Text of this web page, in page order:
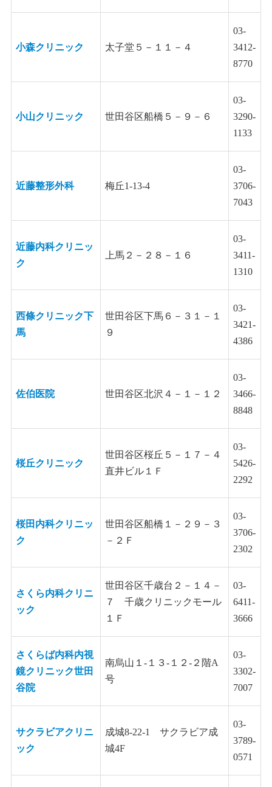
小森クリニック 太子堂５－１１－４
03-
3412-
8770
小山クリニック 世田谷区船橋５－９－６
03-
3290-
1133
近藤整形外科 梅丘1-13-4
03-
3706-
7043
近藤内科クリニッ
ク
上馬２－２８－１６
03-
3411-
1310
西條クリニック下
馬
世田谷区下馬６－３１－１
９
03-
3421-
4386
佐伯医院 世田谷区北沢４－１－１２
03-
3466-
8848
桜丘クリニック
世田谷区桜丘５－１７－４
直井ビル１Ｆ
03-
5426-
2292
桜田内科クリニッ
ク
世田谷区船橋１－２９－３
－２Ｆ
03-
3706-
2302
さくら内科クリニ
ック
世田谷区千歳台２－１４－
７ 千歳クリニックモール
１Ｆ
03-
6411-
3666
さくらば内科内視
鏡クリニック世田
谷院
南烏山１-１３-１２-２階A
号
03-
3302-
7007
サクラビアクリニ
ック
成城8-22-1 サクラビア成
城4F
03-
3789-
0571